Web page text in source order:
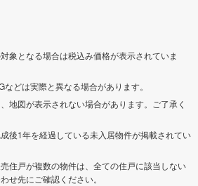
象となる場合は税込み価格が表示されていま
どは実際と異なる場合があります。
地図が表示されない場合があります。ご了承く
後1年を経過している未入居物件が掲載されてい
住戸が複数の物件は、全ての住戸に該当しない
せ先にご確認ください。